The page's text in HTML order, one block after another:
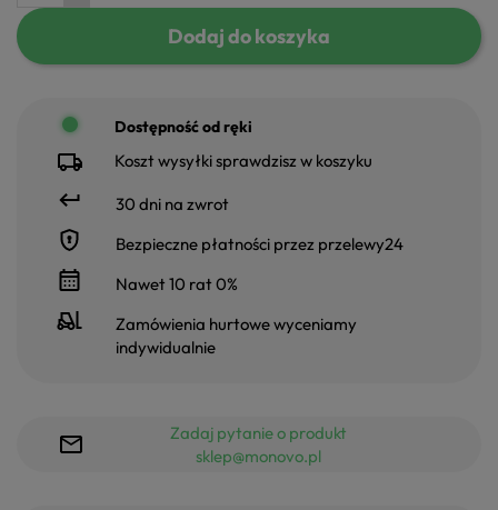
Dodaj do koszyka
Dostępność od ręki
Koszt wysyłki sprawdzisz w koszyku
30 dni na zwrot
Bezpieczne płatności przez przelewy24
Nawet 10 rat 0%
Zamówienia hurtowe wyceniamy
indywidualnie
Zadaj pytanie o produkt
sklep@monovo.pl